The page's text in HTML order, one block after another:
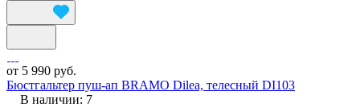
от 5 990 руб.
Бюстгальтер пуш-ап BRAMO Dilea, телесный DI103
В наличии: 7